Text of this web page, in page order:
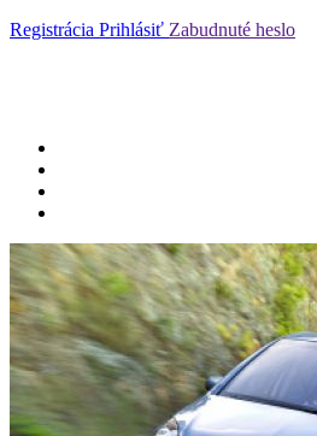
Registrácia Prihlásiť Zabudnuté heslo